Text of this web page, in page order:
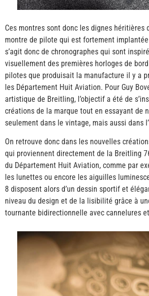
Ces montres sont donc les dignes héritières
montre de pilote qui est fortement
s’agit donc de chronographes qui sont
visuellement des premières horloges de
pilotes que produisait la manufacture il y a
les Département Huit Aviation. Pour Guy
artistique de Breitling, l’objectif a été de
créations de la marque tout en essayant de
seulement dans le vintage, mais aussi dans
On retrouve donc dans les nouvelles
qui proviennent directement de la Breitling
du Département Huit Aviation, comme par
les lunettes ou encore les aiguilles
8 disposent alors d’un dessin sportif et
niveau du design et de la lisibilité grâce à
tournante bidirectionnelle avec cannelures